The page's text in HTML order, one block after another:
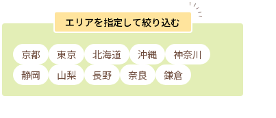
エリアを指定して絞り込む
京都 東京 北海道 沖縄
神奈川
静岡
山梨 長野 奈良 鎌倉